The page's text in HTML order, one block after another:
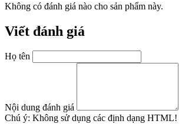
Không có đánh giá nào cho sản phẩm này.
Viết đánh giá
Họ tên
Nội dung đánh giá
Chú ý: Không sử dụng các định dạng HTML!